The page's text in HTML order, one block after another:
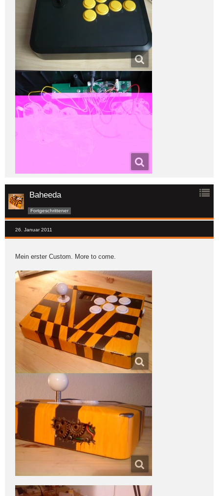
Baheeda
Fortgeschrittener
26. Januar 2011
Mein erster Custom. More to come.